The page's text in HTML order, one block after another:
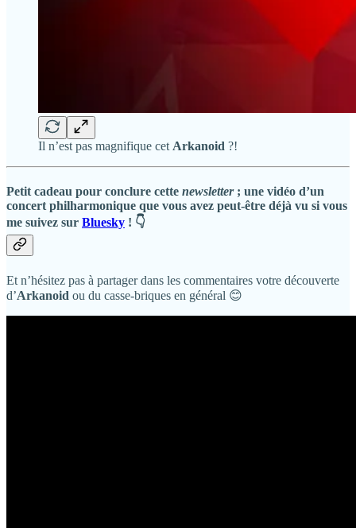
Il n’est pas magnifique cet Arkanoid ?!
Petit cadeau pour conclure cette newsletter; une vidéo d’un
concert philharmonique que vous avez peut-être déjà vu si vous
me suivez sur Bluesky ! 👇
Et n’hésitez pas à partager dans les commentaires votre découverte
d’Arkanoid ou du casse-briques en général 😊